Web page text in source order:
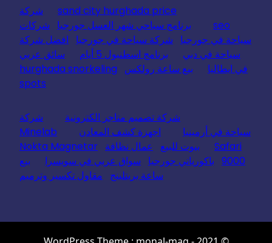
sand city hurghada price
شركة
seo
برنامج سياحي شهر العسل جورجيا
شركات
سياحة في جورجيا
شركة سياحة في جورجيا
افضل شركة
سياحة في دبي
برنامج اسطنبول 5 أيام
سائق عربي
في ايطاليا
بيع ساعة رولكس
hurghada snorkeling
spots
شركة تصميم متاجر الكترونية
شركة
سياحة في أرمينيا
اجهزة كشف المعادن
Minelab
Safari
بيوت للبيع عمال نظافة Nokta Magnetar
9000 باكورياني جورجيا سواق عربي في سويسرا
بيع
ساعة بريتلينج
مقاول تكسير وترميم